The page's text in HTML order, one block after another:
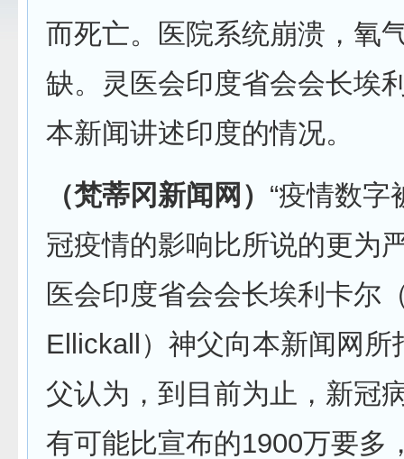
而死亡。医院系统崩溃，氧
缺。灵医会印度省会会长埃
本新闻讲述印度的情况。
（梵蒂冈新闻网） “疫情数字
冠疫情的影响比所说的更为
医会印度省会会长埃利卡尔
Ellickall）神父向本新闻网所
父认为，到目前为止，新冠
有可能比宣布的1900万要多